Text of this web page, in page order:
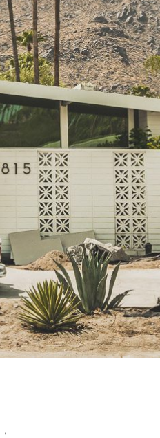
,